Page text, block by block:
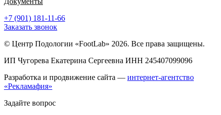
+7 (901) 181-11-66
Заказать звонок
© Центр Подологии «FootLab» 2026. Все права защищены.
ИП Чугорева Екатерина Сергеевна ИНН 245407099096
Разработка и продвижение сайта — интернет-агентство
«Рекламафия»
Задайте вопрос